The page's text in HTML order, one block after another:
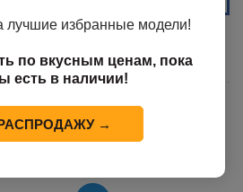
лучшие избранные модели!
по вкусным ценам, пока
есть в наличии!
→